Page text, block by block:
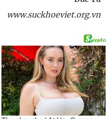
www.suckhoeviet.org.vn